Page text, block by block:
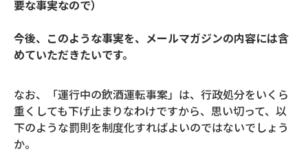
要な事実なので）
今後、このような事実を、メールマガジンの内容には含
めていただきたいです。
なお、「運行中の飲酒運転事案」は、行政処分をいくら
重くしても下げ止まりなわけですから、思い切って、以
下のような罰則を制度化すればよいのではないでしょう
か。